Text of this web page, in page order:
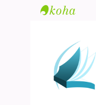
Agamenon
Magalhães